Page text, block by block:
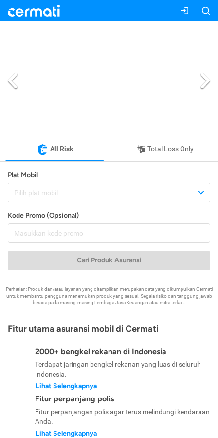
All Risk Total Loss Only
Plat Mobil
Pilih plat mobil
Kode Promo (Opsional)
Cari Produk Asuransi
Perhatian: Produk dan/atau layanan yang ditampilkan merupakan data yang dikumpulkan Cermati
untuk membantu pengguna menemukan produk yang sesuai. Segala risiko dan tanggung jawab
berada pada masing-masing Lembaga Jasa Keuangan atau mitra terkait.
Fitur utama asuransi mobil di Cermati
2000+ bengkel rekanan di Indonesia
Terdapat jaringan bengkel rekanan yang luas di seluruh
Indonesia.
Lihat Selengkapnya
Fitur perpanjang polis
Fitur perpanjangan polis agar terus melindungi kendaraan
Anda.
Lihat Selengkapnya